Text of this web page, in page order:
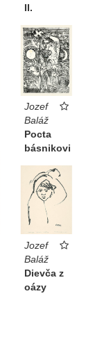
II.
Jozef
Baláž
Pocta
básnikovi
Jozef
Baláž
Dievča z
oázy